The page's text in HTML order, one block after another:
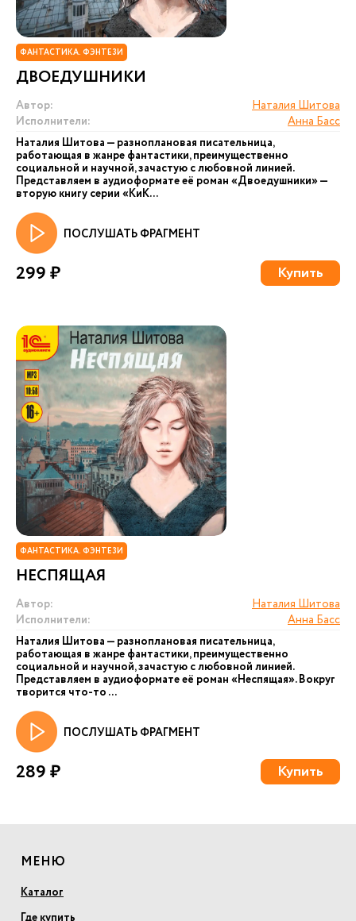
ФАНТАСТИКА. ФЭНТЕЗИ
ДВОЕДУШНИКИ
Автор:
Наталия Шитова
Исполнители:
Анна Басс
Наталия Шитова — разноплановая писательница,
работающая в жанре фантастики, преимущественно
социальной и научной, зачастую с любовной линией.
Представляем в аудиоформате её роман «Двоедушники» —
вторую книгу серии «КиК...
ПОСЛУШАТЬ ФРАГМЕНТ
299 ₽ Купить
ФАНТАСТИКА. ФЭНТЕЗИ
НЕСПЯЩАЯ
Автор:
Наталия Шитова
Исполнители:
Анна Басс
Наталия Шитова — разноплановая писательница,
работающая в жанре фантастики, преимущественно
социальной и научной, зачастую с любовной линией.
Представляем в аудиоформате её роман «Неспящая». Вокруг
творится что-то ...
ПОСЛУШАТЬ ФРАГМЕНТ
289 ₽ Купить
МЕНЮ
Каталог
Где купить